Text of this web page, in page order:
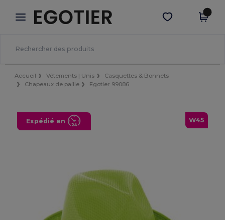
× Appli Egotier
Meilleurs prix sur l’app !
Obtenir l'appli
Accueil Vêtements | Unis
Casquettes & Bonnets
Chapeaux de paille
Egotier 99086
W45
Expédié en